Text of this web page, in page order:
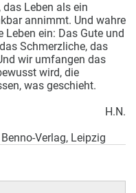
Leben als ein
annimmt. Und wahre
ein: Das Gute und
Schmerzliche, das
wir umfangen das
wird, die
was geschieht.
H.N.
Verlag, Leipzig